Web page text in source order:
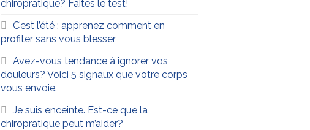
chiropratique? Faites le test!
C’est l’été : apprenez comment en
profiter sans vous blesser
Avez-vous tendance à ignorer vos
douleurs? Voici 5 signaux que votre corps
vous envoie.
Je suis enceinte. Est-ce que la
chiropratique peut m’aider?